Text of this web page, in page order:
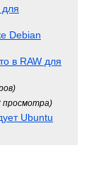
для
Debian
в RAW для
просмотра)
Ubuntu